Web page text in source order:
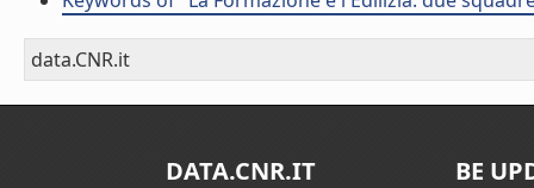
data.CNR.it
DATA.CNR.IT BE